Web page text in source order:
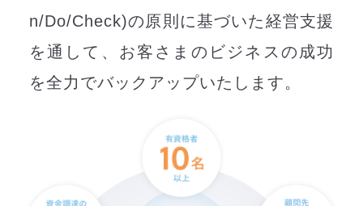
n/Do/Check)の原則に基づいた経営支援
を通して、 お客さまのビジネスの成功
を全力でバックアップいたします。